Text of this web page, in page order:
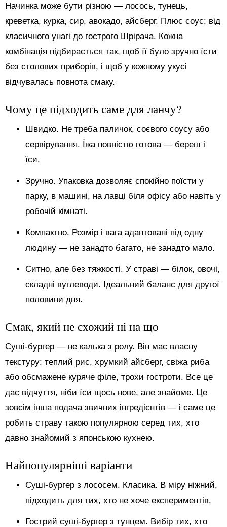
Начинка може бути різною — лосось, тунець,
креветка, курка, сир, авокадо, айсберг. Плюс соус: від
класичного унагі до гострого Шрірача. Кожна
комбінація підбирається так, щоб її було зручно їсти
без столових приборів, і щоб у кожному укусі
відчувалась повнота смаку.
Чому це підходить саме для ланчу?
Швидко. Не треба паличок, соєвого соусу або
сервірування. Їжа повністю готова — береш і
їси.
Зручно. Упаковка дозволяє спокійно поїсти у
парку, в машині, на лавці біля офісу або навіть у
робочій кімнаті.
Компактно. Розмір і вага адаптовані під одну
людину — не занадто багато, не занадто мало.
Ситно, але без тяжкості. У страві — білок, овочі,
складні вуглеводи. Ідеальний баланс для другої
половини дня.
Смак, який не схожий ні на що
Суші-бургер — не калька з ролу. Він має власну
текстуру: теплий рис, хрумкий айсберг, свіжа риба
або обсмажене куряче філе, трохи гостроти. Все це
дає відчуття, ніби їси щось нове, але знайоме. Це
зовсім інша подача звичних інгредієнтів — і саме це
робить страву такою популярною серед тих, хто
давно знайомий з японською кухнею.
Найпопулярніші варіанти
Суші-бургер з лососем. Класика. В міру ніжний,
підходить для тих, хто не хоче експериментів.
Гострий суші-бургер з тунцем. Вибір тих, хто